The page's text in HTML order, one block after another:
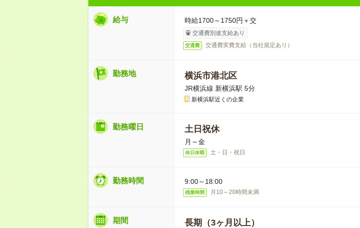
給与 時給1700～1750円＋交
交通費別途支給あり
交通費 交通費実費支給（当社規定あり）
勤務地 横浜市港北区
JR横浜線 新横浜駅 5分
新横浜駅近くの企業
勤務曜日 土日祝休
月～金
休日休暇 土・日・祝日
勤務時間 9:00～18:00
残業時間 月10～20時間未満
期間 長期（3ヶ月以上）